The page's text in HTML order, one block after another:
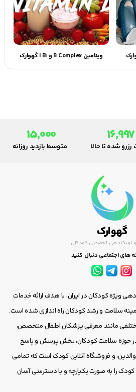
ویتامین B Complex و B1 | گهوارک
16,997
رزرو شده تا حالا
15,000
متوسط بازدید روزانه
گهوارک
و نوبت دهی تخصصی کودکان
های اجتماعی دنبال کنید
ویژه کودکان در ایران، با هدف ارائه خدمات
سلامت و رشد کودکان راه اندازی شده است.
مانند معرفی پزشکان اطفال متخصص،
حوزه سلامت کودکان، بخش پرسش و پاسخ
و فروشگاه آنلاین کودک است که تمامی
کودک را به صورت یکپارچه و با دسترسی آسان